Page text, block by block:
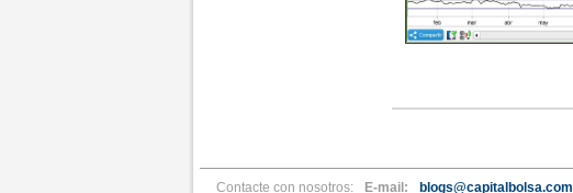
Contacte con nosotros: E-mail: blogs@capitalbolsa.com